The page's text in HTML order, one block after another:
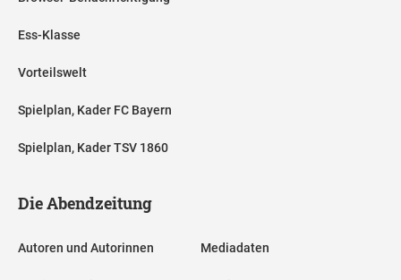
Ess-Klasse
Vorteilswelt
Spielplan, Kader FC Bayern
Spielplan, Kader TSV 1860
Die Abendzeitung
Autoren und Autorinnen Mediadaten